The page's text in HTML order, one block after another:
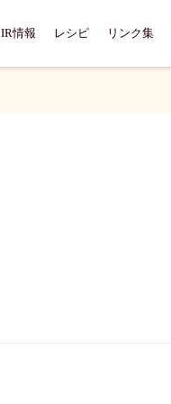
IR情報 レシピ リンク集